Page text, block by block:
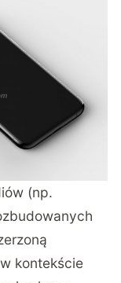
(np.
kontekście